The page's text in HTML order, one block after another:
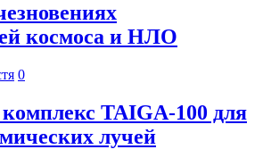
космоса и НЛО
0
TAIGA-100 для
лучей